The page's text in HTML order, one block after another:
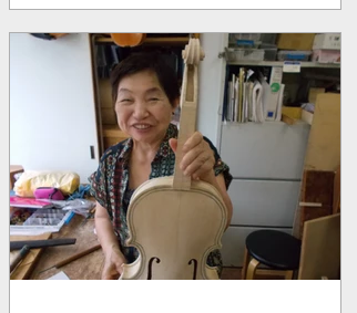
お嬢、なんでも最新のものを取り入れる。魂柱
も時間をかけ見事に所定の位置に取り付ける。
ブリッヂも見事に立てる。来週...